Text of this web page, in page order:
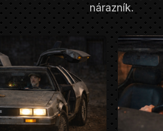
nárazník.